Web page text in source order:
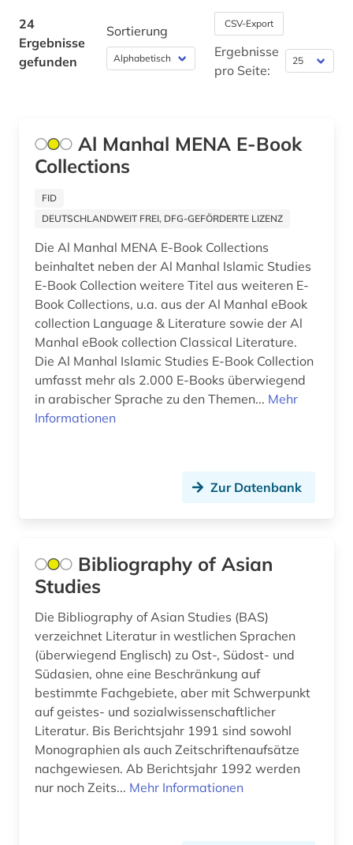
persisch (3)
quelle (1)
religionswissenschaft (2)
russland (1)
semitistik (1)
sowjetunion (1)
sprache (2)
südasien (5)
südostasien (1)
vorderasiatische archäologie (1)
wörterbuch (7)
zentralasien (4)
24
Ergebnisse
gefunden
Sortierung CSV-Export
Ergebnisse
pro Seite:
Al Manhal MENA E-Book
Collections
FID
DEUTSCHLANDWEIT FREI, DFG-GEFÖRDERTE LIZENZ
Die Al Manhal MENA E-Book Collections
beinhaltet neben der Al Manhal Islamic Studies
E-Book Collection weitere Titel aus weiteren E-
Book Collections, u.a. aus der Al Manhal eBook
collection Language & Literature sowie der Al
Manhal eBook collection Classical Literature.
Die Al Manhal Islamic Studies E-Book Collection
umfasst mehr als 2.000 E-Books überwiegend
in arabischer Sprache zu den Themen... Mehr
Informationen
Zur Datenbank
Bibliography of Asian
Studies
Die Bibliography of Asian Studies (BAS)
verzeichnet Literatur in westlichen Sprachen
(überwiegend Englisch) zu Ost-, Südost- und
Südasien, ohne eine Beschränkung auf
bestimmte Fachgebiete, aber mit Schwerpunkt
auf geistes- und sozialwissenschaftlicher
Literatur. Bis Berichtsjahr 1991 sind sowohl
Monographien als auch Zeitschriftenaufsätze
nachgewiesen. Ab Berichtsjahr 1992 werden
nur noch Zeits... Mehr Informationen